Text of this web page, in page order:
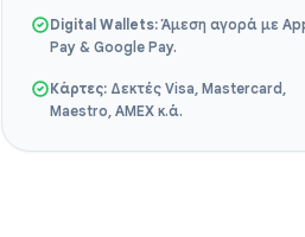
Digital Wallets:Άμεση αγορά με
Pay & Google Pay.
Κάρτες:Δεκτές Visa, Mastercard,
Maestro, AMEX κ.ά.